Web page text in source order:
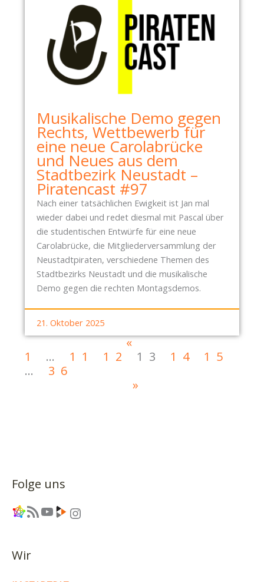
Musikalische Demo gegen
Rechts, Wettbewerb für
eine neue Carolabrücke
und Neues aus dem
Stadtbezirk Neustadt –
Piratencast #97
Nach einer tatsächlichen Ewigkeit ist Jan mal
wieder dabei und redet diesmal mit Pascal über
die studentischen Entwürfe für eine neue
Carolabrücke, die Mitgliederversammlung der
Neustadtpiraten, verschiedene Themen des
Stadtbezirks Neustadt und die musikalische
Demo gegen die rechten Montagsdemos.
21. Oktober 2025
«
1
… 11 12 13 14
15
…
36
»
Folge uns
Link RSS-Feed YouTube Link Instagram
Wir